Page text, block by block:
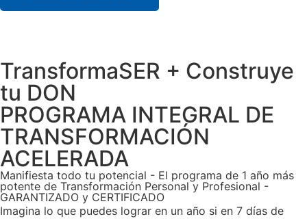
TransformaSER + Construye
tu DON
PROGRAMA INTEGRAL DE
TRANSFORMACIÓN
ACELERADA
Manifiesta todo tu potencial - El programa de 1 año más
potente de Transformación Personal y Profesional -
GARANTIZADO y CERTIFICADO
Imagina lo que puedes lograr en un año si en 7 días de